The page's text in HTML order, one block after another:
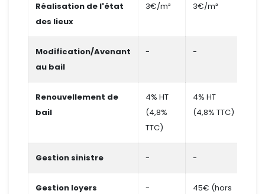
Réalisation de l'état
des lieux
3€/m² 3€/m²
Modification/Avenant
au bail
- -
Renouvellement de
bail
4% HT
(4,8%
TTC)
4% HT
(4,8% TTC)
Gestion sinistre - -
Gestion loyers
-
45€ (hors